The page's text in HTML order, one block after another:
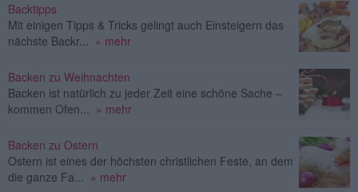
Backtipps
Mit einigen Tipps & Tricks gelingt auch Einsteigern das
nächste Backr... » mehr
Backen zu Weihnachten
Backen ist natürlich zu jeder Zeit eine schöne Sache –
kommen Ofen... » mehr
Backen zu Ostern
Ostern ist eines der höchsten christlichen Feste, an dem
die ganze Fa... » mehr